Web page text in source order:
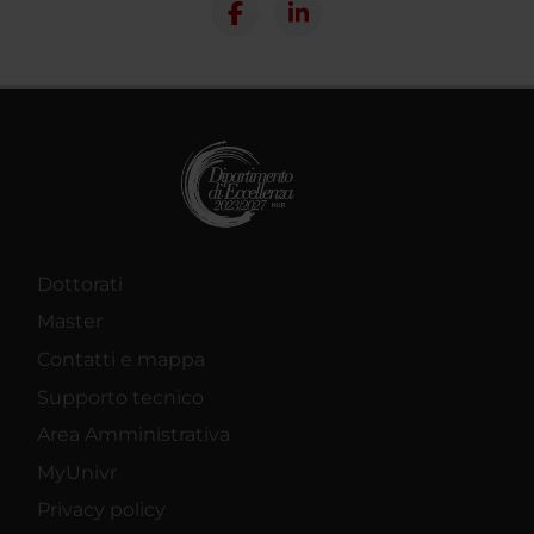
Dottorati
Master
Contatti e mappa
Supporto tecnico
Area Amministrativa
MyUnivr
Privacy policy